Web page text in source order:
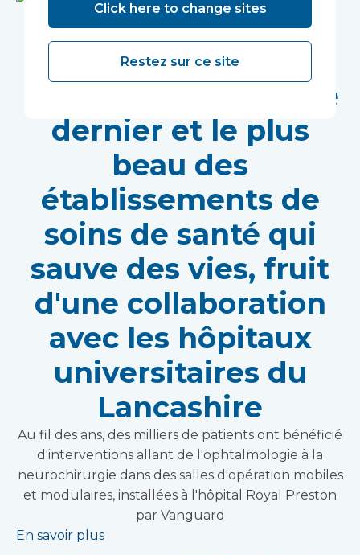
Un superbe bloc
opératoire de
neurochirurgie est le
dernier et le plus
beau des
établissements de
soins de santé qui
sauve des vies, fruit
d'une collaboration
avec les hôpitaux
universitaires du
Lancashire
Au fil des ans, des milliers de patients ont bénéficié
d'interventions allant de l'ophtalmologie à la
neurochirurgie dans des salles d'opération mobiles
et modulaires, installées à l'hôpital Royal Preston
par Vanguard
En savoir plus
Click here to change sites
Restez sur ce site